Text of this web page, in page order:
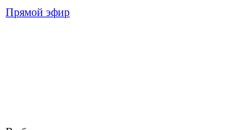
Прямой эфир